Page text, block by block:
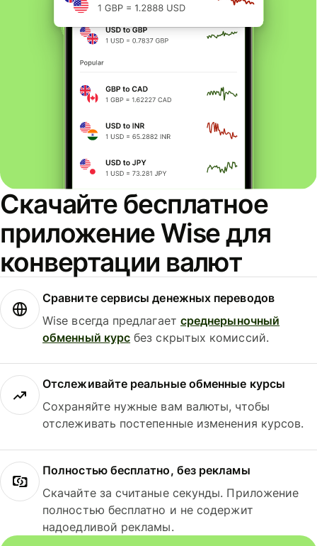
Скачайте бесплатное
приложение Wise для
конвертации валют
Сравните сервисы денежных переводов
Wise всегда предлагает среднерыночный
обменный курс без скрытых комиссий.
Отслеживайте реальные обменные курсы
Сохраняйте нужные вам валюты, чтобы
отслеживать постепенные изменения курсов.
Полностью бесплатно, без рекламы
Скачайте за считаные секунды. Приложение
полностью бесплатно и не содержит
надоедливой рекламы.